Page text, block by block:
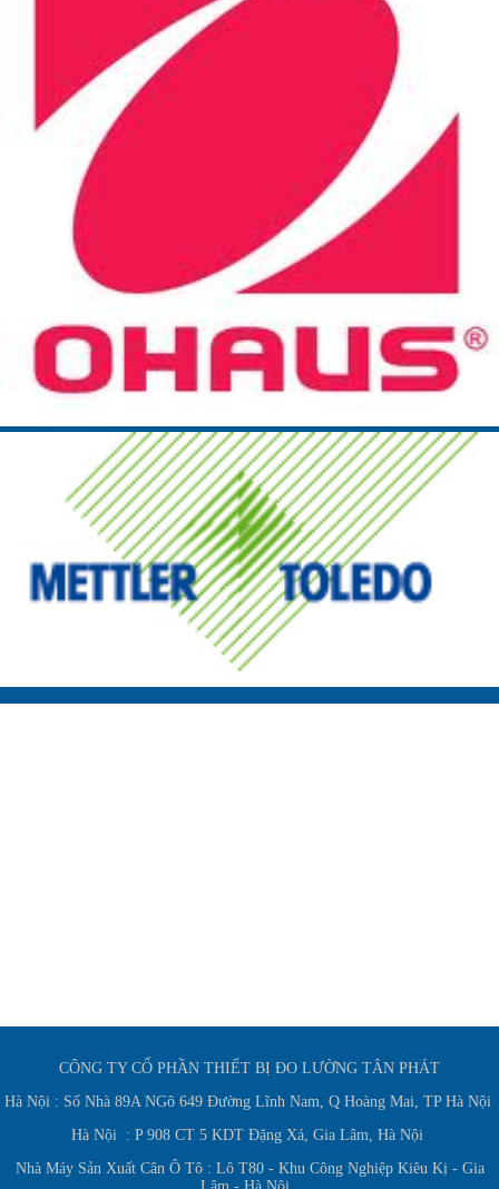
CÔNG TY CỔ PHẦN THIẾT BỊ ĐO LƯỜNG TÂN PHÁT
Hà Nội : Số Nhà 89A NGõ 649 Đường Lĩnh Nam, Q Hoàng Mai, TP Hà Nội
Hà Nội : P 908 CT 5 KDT Đặng Xá, Gia Lâm, Hà Nội
Nhà Máy Sản Xuất Cân Ô Tô : Lô T80 - Khu Công Nghiệp Kiêu Kị - Gia